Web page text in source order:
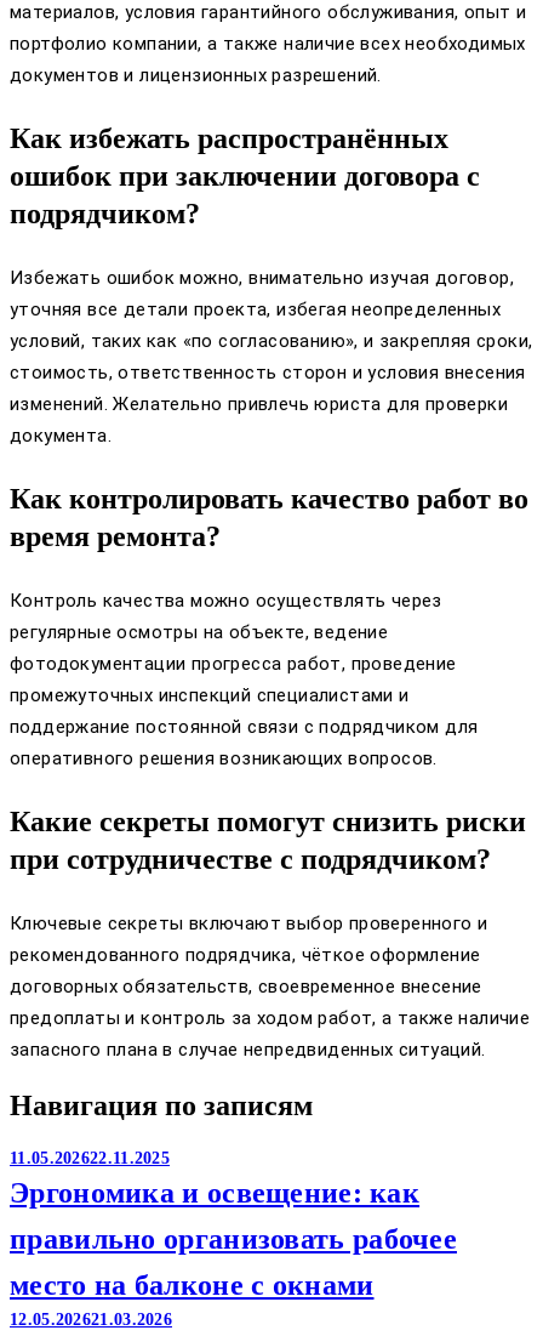
материалов, условия гарантийного обслуживания, опыт и
портфолио компании, а также наличие всех необходимых
документов и лицензионных разрешений.
Как избежать распространённых
ошибок при заключении договора с
подрядчиком?
Избежать ошибок можно, внимательно изучая договор,
уточняя все детали проекта, избегая неопределенных
условий, таких как «по согласованию», и закрепляя сроки,
стоимость, ответственность сторон и условия внесения
изменений. Желательно привлечь юриста для проверки
документа.
Как контролировать качество работ во
время ремонта?
Контроль качества можно осуществлять через
регулярные осмотры на объекте, ведение
фотодокументации прогресса работ, проведение
промежуточных инспекций специалистами и
поддержание постоянной связи с подрядчиком для
оперативного решения возникающих вопросов.
Какие секреты помогут снизить риски
при сотрудничестве с подрядчиком?
Ключевые секреты включают выбор проверенного и
рекомендованного подрядчика, чёткое оформление
договорных обязательств, своевременное внесение
предоплаты и контроль за ходом работ, а также наличие
запасного плана в случае непредвиденных ситуаций.
Навигация по записям
11.05.202622.11.2025
Эргономика и освещение: как
правильно организовать рабочее
место на балконе с окнами
12.05.202621.03.2026